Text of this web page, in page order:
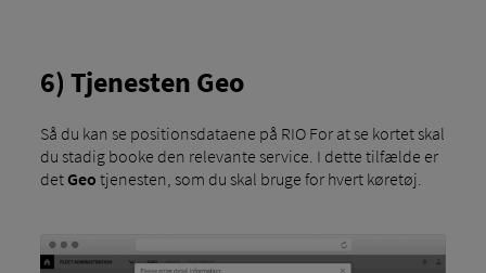
6) Tjenesten Geo
Så du kan se positionsdataene på RIO For at se kortet skal
du stadig booke den relevante service. I dette tilfælde er
det Geo tjenesten, som du skal bruge for hvert køretøj.